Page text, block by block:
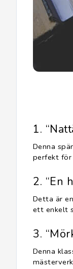
1.
Denna
perfekt för
2. “En
Detta är
ett enkelt
3.
Denna